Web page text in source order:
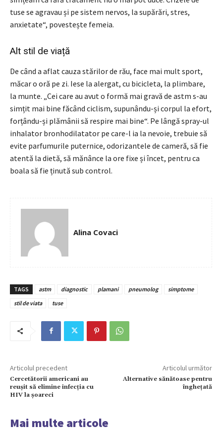
tuse se agravau și pe sistem nervos, la supărări, stres,
anxietate“, povestește femeia.
Alt stil de viață
De când a aflat cauza stărilor de rău, face mai mult sport,
măcar o oră pe zi. Iese la alergat, cu bicicleta, la plimbare,
la munte. „Cei care au avut o formă mai gravă de astm s-au
simțit mai bine făcând ciclism, supunându-și corpul la efort,
forțându-și plămânii să respire mai bine“. Pe lângă spray-ul
inhalator bronhodilatator pe care-l ia la nevoie, trebuie să
evite parfumurile puternice, odorizantele de cameră, să fie
atentă la dietă, să mănânce la ore fixe și încet, pentru ca
boala să fie ținută sub control.
Alina Covaci
TAGS astm diagnostic plamani pneumolog
simptome
stil de viata
tuse
Articolul precedent
Cercetătorii americani au
reușit să elimine infecția cu
HIV la șoareci
Articolul următor
Alternative sănătoase pentru
înghețată
Mai multe articole